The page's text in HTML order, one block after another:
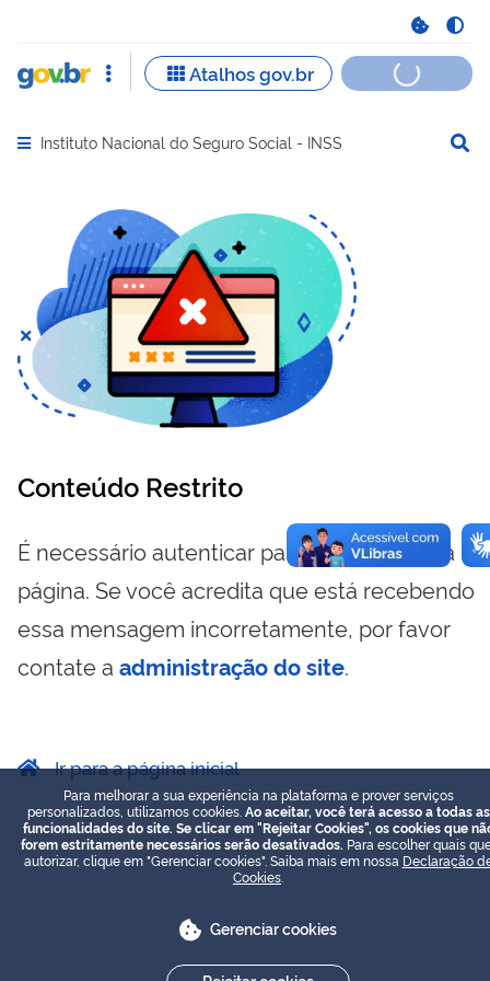
Abrir menu principal de navegação
Instituto Nacional do Seguro Social - INSS
Conteúdo Restrito
É necessário autenticar para visualizar essa
página. Se você acredita que está recebendo
essa mensagem incorretamente, por favor
contate a administração do site.
Ir para a página inicial
Para melhorar a sua experiência na plataforma e prover serviços
personalizados, utilizamos cookies. Ao aceitar, você terá acesso a todas as
funcionalidades do site. Se clicar em "Rejeitar Cookies", os cookies que
forem estritamente necessários serão desativados. Para escolher quais
autorizar, clique em "Gerenciar cookies". Saiba mais em nossa Declaração
Cookies
Gerenciar cookies